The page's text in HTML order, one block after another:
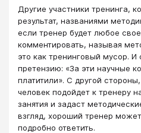
Другие участники тренинга,
результат, названиями
если тренер будет любое
комментировать, называя
это как тренинговый мусор. И
претензию: «За эти научные
платитили». С другой
человек подойдет к тренеру
занятия и задаст
взгляд, хороший тренер
подробно ответить.